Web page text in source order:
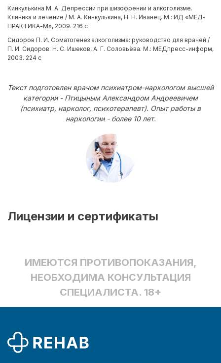
Кинкулькина М. А. Депрессии при шизофрении и алкоголизме.
Клиника и лечение / М. А. Кинкулькина, Н. Н. Иванец. М.: ИД «МЕД-
ПРАКТИКА-М», 2009. 216 с
Сидоров П. И. Соматогенез алкоголизма: руководство для врачей /
П. И. Сидоров. Н. С. Ишеков, А. Г. Соловьёва. М.: МЕДпресс-информ,
2003. 224 с
Текст подготовлен врачом психиатром-наркологом высшей
категории - Птицыным Александром Андреевичем
(психиатр, нарколог, психотерапевт). Опыт работы в
наркологии - более 10 лет.
Лицензии и сертификаты
ИМЕЮТСЯ ПРОТИВОПОКАЗАНИЯ,
НЕОБХОДИМА КОНСУЛЬТАЦИЯ
СПЕЦИАЛИСТА. 18+